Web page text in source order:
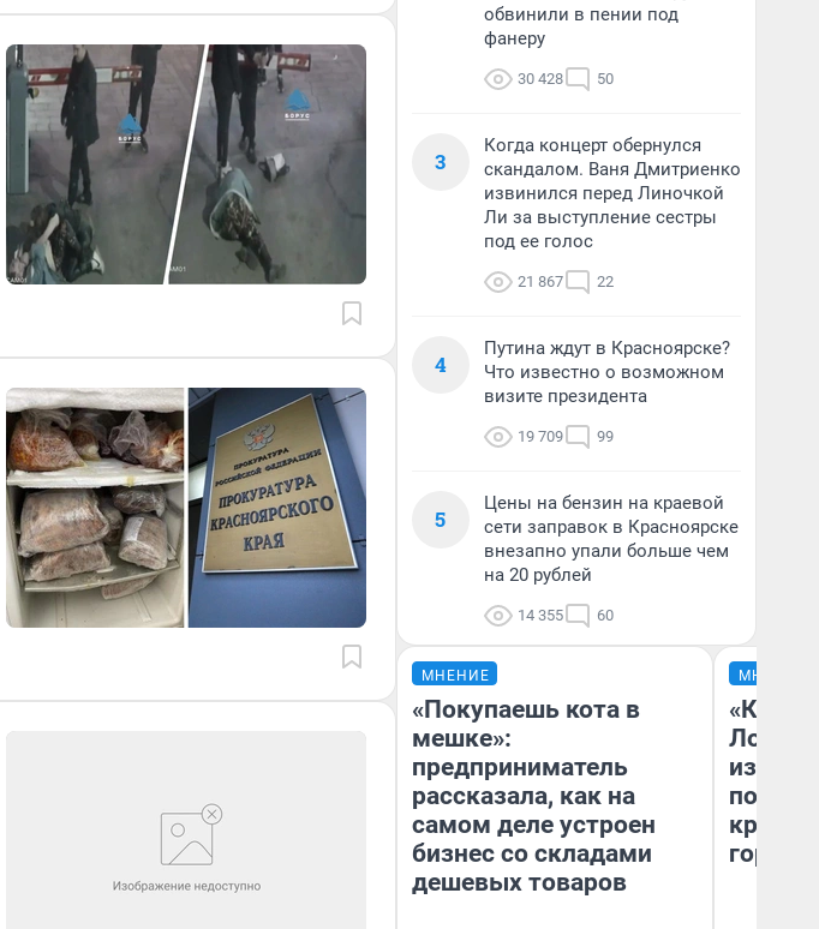
обвинили в пении под
фанеру
30 428 50
3
Когда концерт обернулся
скандалом. Ваня Дмитриенко
извинился перед Линочкой
Ли за выступление сестры
под ее голос
21 867 22
4
Путина ждут в Красноярске?
Что известно о возможном
визите президента
19 709 99
5
Цены на бензин на краевой
сети заправок в Красноярске
внезапно упали больше чем
на 20 рублей
14 355 60
МНЕНИЕ
«Покупаешь кота в
мешке»:
предприниматель
рассказала, как на
самом деле устроен
бизнес со складами
дешевых товаров
МНЕНИЕ
«Как
из
круче
города